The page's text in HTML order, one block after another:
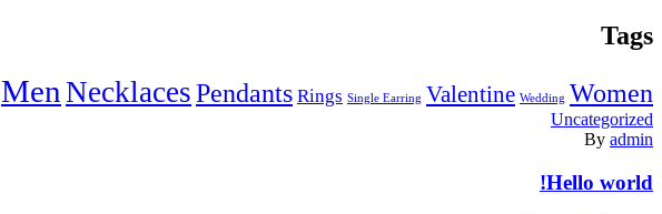
Tags
Men NecklacesPendants Rings Single Earring Valentine Wedding Women
Uncategorized
By admin
Hello world!